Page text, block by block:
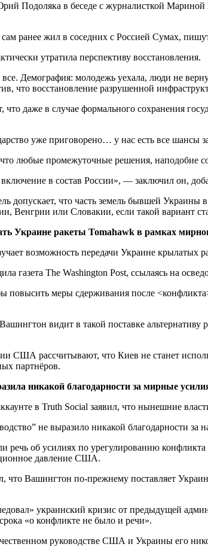
Подоляка в беседе с журналисткой
ранее жил в соседних с Россией Сумах,
утратила перспективу восстановления.
все. Демография: молодежь уехала, люди не
что восстановление разрушенной
что даже в случае формального сохранения
уже приговорено… у нас есть все шансы
любые промежуточные решения, наподобие
в состав России», — заключил он,
допускает, что часть земель бывшей
Венгрии или Словакии, если такой вариант
Украине ракеты Tomahawk в рамках
возможность передачи Украине крылатых
газета The Washington Post, ссылаясь на
повысить меры сдерживания после
видит в такой поставке
США рассчитывают, что Киев не станет
партнёров.
никакой благодарности за мирные
в Truth Social заявил, что нынешние
не выразило никакой благодарности
речь об усилиях по урегулированию
давление США.
что Вашингтон по-прежнему поставляет
украинский кризис от предыдущей
«о конфликте не было и речи».
руководстве США и Украины его